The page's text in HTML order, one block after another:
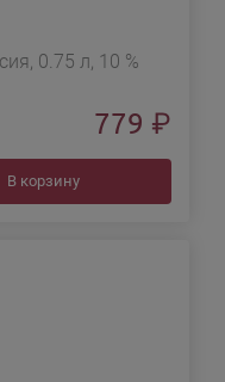
0.75 л, 10 %
779 ₽
В корзину